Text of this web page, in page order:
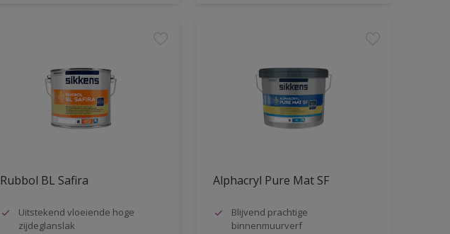
Rubbol BL Safira
Uitstekend vloeiende hoge
zijdeglanslak
Alphacryl Pure Mat SF
Blijvend prachtige
binnenmuurverf